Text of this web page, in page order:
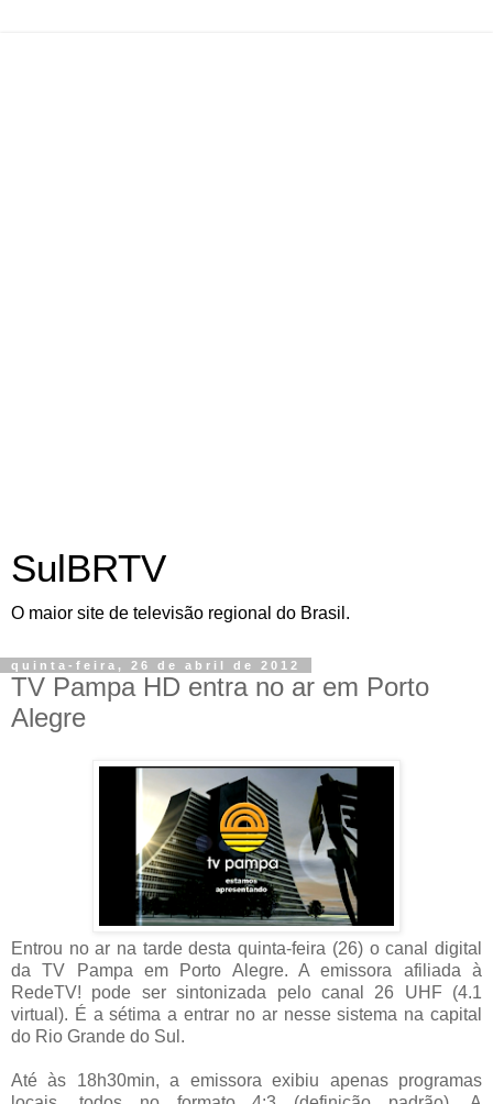
SulBRTV
O maior site de televisão regional do Brasil.
quinta-feira, 26 de abril de 2012
TV Pampa HD entra no ar em Porto
Alegre
Entrou no ar na tarde desta quinta-feira (26) o canal digital
da TV Pampa em Porto Alegre. A emissora afiliada à
RedeTV! pode ser sintonizada pelo canal 26 UHF (4.1
virtual). É a sétima a entrar no ar nesse sistema na capital
do Rio Grande do Sul.
Até às 18h30min, a emissora exibiu apenas programas